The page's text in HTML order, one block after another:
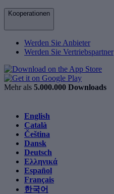
Kooperationen
Werden Sie Anbieter
Werden Sie Vertriebspartner
Mehr als 5.000.000 Downloads
English
Català
Čeština
Dansk
Deutsch
Ελληνικά
Español
Français
한국어